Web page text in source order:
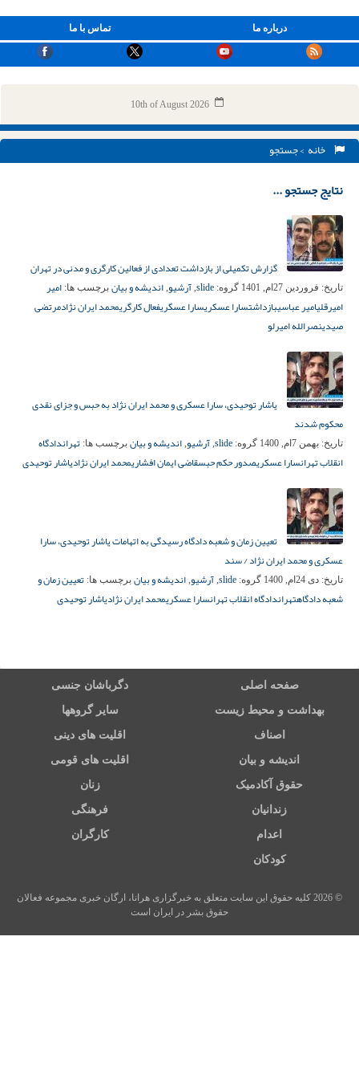
تماس با ما درباره ما
10th of August 2026
خانه > جستجو
نتایج جستجو ...
گزارش تکمیلی از بازداشت تعدادی از فعالین کارگری و مدنی در تهران
تاریخ: فروردین 27ام, 1401 گروه: slide
, آرشیو, اندیشه و بیان برچسب ها: امیر
امیرقلیامیر عباسیبازداشتسارا عسکریسارا عسگریفعال کارگریمحمد ایران نژادمرتضی
صیدینصرالله امیرلو
یاشار توحیدی، سارا عسکری و محمد ایران نژاد به حبس و جزای نقدی
محکوم شدند
تاریخ: بهمن 7ام, 1400 گروه: slide
, آرشیو, اندیشه و بیان برچسب ها: تهراندادگاه
انقلاب تهرانسارا عسکریصدور حکم حبسقاضی ایمان افشاریمحمد ایران نژادیاشار توحیدی
تعیین زمان و شعبه دادگاه رسیدگی به اتهامات یاشار توحیدی، سارا
عسکری و محمد ایران نژاد / سند
تاریخ: دی 24ام, 1400 گروه: slide
, آرشیو, اندیشه و بیان برچسب ها: تعیین زمان و
شعبه دادگاهتهراندادگاه انقلاب تهرانسارا عسکریمحمد ایران نژادیاشار توحیدی
صفحه اصلی دگرباشان جنسی
بهداشت و محیط زیست سایر گروهها
اصناف اقلیت های دینی
اندیشه و بیان اقلیت های قومی
حقوق آکادمیک زنان
زندانیان فرهنگی
اعدام کارگران
کودکان
© 2026 کلیه حقوق این سایت متعلق به خبرگزاری هرانا، ارگان خبری مجموعه فعالان
حقوق بشر در ایران است